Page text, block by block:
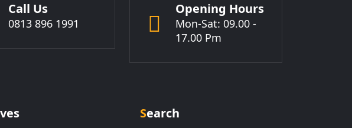
Call Us
0813 896 1991
Opening Hours
Mon-Sat: 09.00 -
17.00 Pm
Search